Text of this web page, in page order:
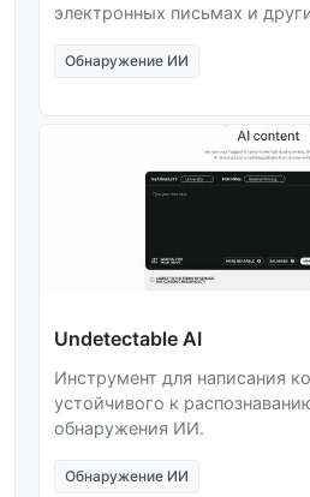
электронных письмах и
Обнаружение ИИ
Undetectable AI
Инструмент для написания
устойчивого к
обнаружения ИИ.
Обнаружение ИИ